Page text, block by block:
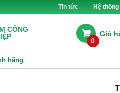
Tin tức Hệ
0
Giỏ
CÔNG
hãng